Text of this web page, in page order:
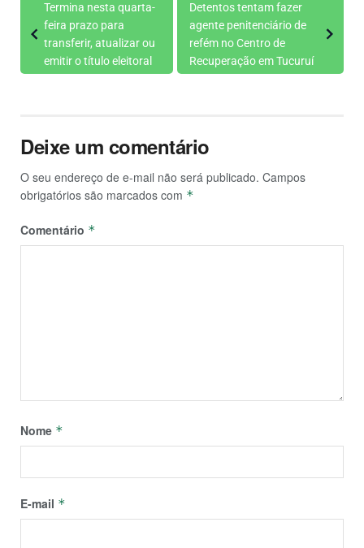
Termina nesta quarta-
feira prazo para
transferir, atualizar ou
emitir o título eleitoral
Detentos tentam fazer
agente penitenciário de
refém no Centro de
Recuperação em Tucuruí
Deixe um comentário
O seu endereço de e-mail não será publicado. Campos
obrigatórios são marcados com *
Comentário *
Nome *
E-mail *